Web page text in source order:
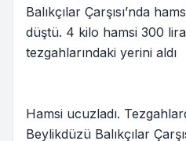
Balıkçılar Çarşısı’nda
düştü. 4 kilo hamsi 300
tezgahlarındaki yerini aldı
Hamsi ucuzladı.
Beylikdüzü Balıkçılar